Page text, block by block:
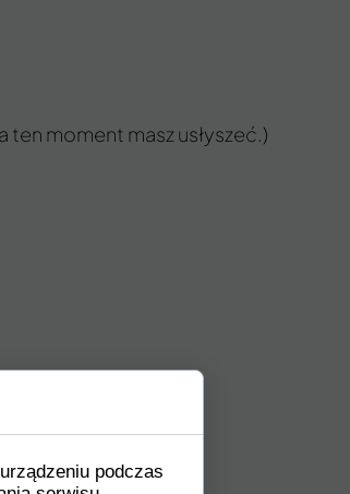
moment masz usłyszeć.)
podczas